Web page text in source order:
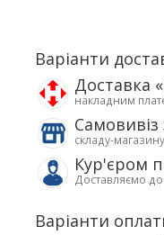
Варіанти
Доставка
накладним
Самовивіз
складу-
Кур'єром
Доставляємо до
Варіанти